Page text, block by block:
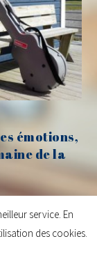
émotions,
de la
Fèvre
des balles
service. En
des cookies.